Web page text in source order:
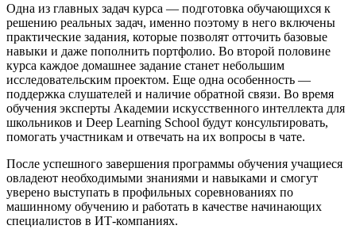
Одна из главных задач курса — подготовка обучающихся к
решению реальных задач, именно поэтому в него включены
практические задания, которые позволят отточить базовые
навыки и даже пополнить портфолио. Во второй половине
курса каждое домашнее задание станет небольшим
исследовательским проектом. Еще одна особенность —
поддержка слушателей и наличие обратной связи. Во время
обучения эксперты Академии искусственного интеллекта для
школьников и Deep Learning School будут консультировать,
помогать участникам и отвечать на их вопросы в чате.
После успешного завершения программы обучения учащиеся
овладеют необходимыми знаниями и навыками и смогут
уверено выступать в профильных соревнованиях по
машинному обучению и работать в качестве начинающих
специалистов в ИТ-компаниях.